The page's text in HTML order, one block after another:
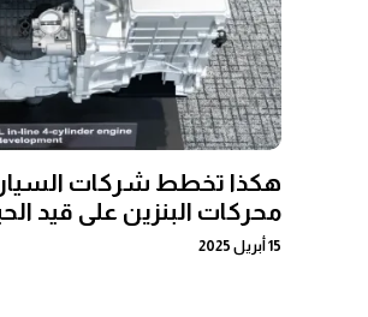
هكذا تخطط شركات السيارات
محركات البنزين على قيد
15 أبريل 2025